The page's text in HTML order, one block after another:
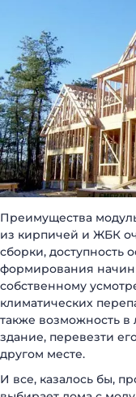
Преимущества
из кирпичей и ЖБК
сборки, доступность
формирования
собственному
климатических
также возможность
здание, перевезти
другом месте.
И все, казалось бы,